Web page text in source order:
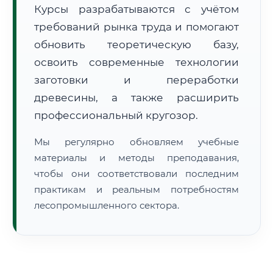
Расчет логистики оригиналов:
• Экспресс-доставка СДЭК / Почтой:
3–5 рабочих дней
📜 Документы и аккредитация
Курсы разрабатываются с учётом
требований рынка труда и помогают
обновить теоретическую базу,
освоить современные технологии
заготовки и переработки
древесины, а также расширить
профессиональный кругозор.
Мы регулярно обновляем учебные
материалы и методы преподавания,
чтобы они соответствовали последним
практикам и реальным потребностям
лесопромышленного сектора.